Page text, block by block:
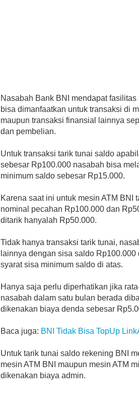
Nasabah Bank BNI mendapat fasilitas
bisa dimanfaatkan untuk transaksi di
maupun transaksi finansial lainnya
dan pembelian.
Untuk transaksi tarik tunai saldo
sebesar Rp100.000 nasabah bisa
minimum saldo sebesar Rp15.000.
Karena saat ini untuk mesin ATM BNI
nominal pecahan Rp100.000 dan
ditarik hanyalah Rp50.000.
Tidak hanya transaksi tarik tunai,
lainnya dengan sisa saldo
syarat sisa minimum saldo di atas.
Hanya saja perlu diperhatikan jika
nasabah dalam satu bulan berada
dikenakan biaya denda sebesar
Baca juga: BNI Tidak Bisa TopUp
Untuk tarik tunai saldo rekening BNI
mesin ATM BNI maupun mesin ATM
dikenakan biaya admin.